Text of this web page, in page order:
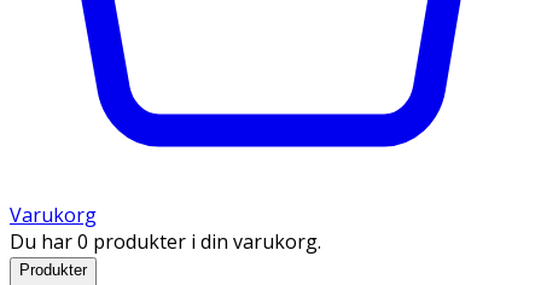
Varukorg
Du har 0 produkter i din varukorg.
Produkter